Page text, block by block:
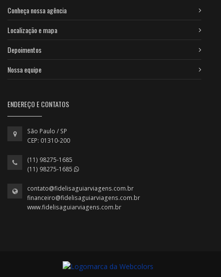
Conheça nossa agência
Localização e mapa
Depoimentos
Nossa equipe
ENDEREÇO E CONTATOS
São Paulo / SP
CEP: 01310-200
(11) 98275-1685
(11) 98275-1685
contato@fidelisaguiarviagens.com.br
financeiro@fidelisaguiarviagens.com.br
www.fidelisaguiarviagens.com.br